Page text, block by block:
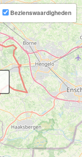
Bezienswaardigheden